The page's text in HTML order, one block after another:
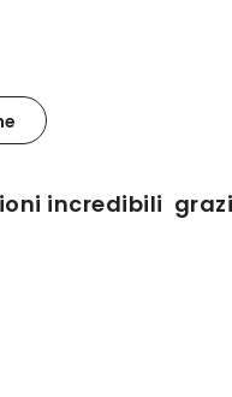
incredibili